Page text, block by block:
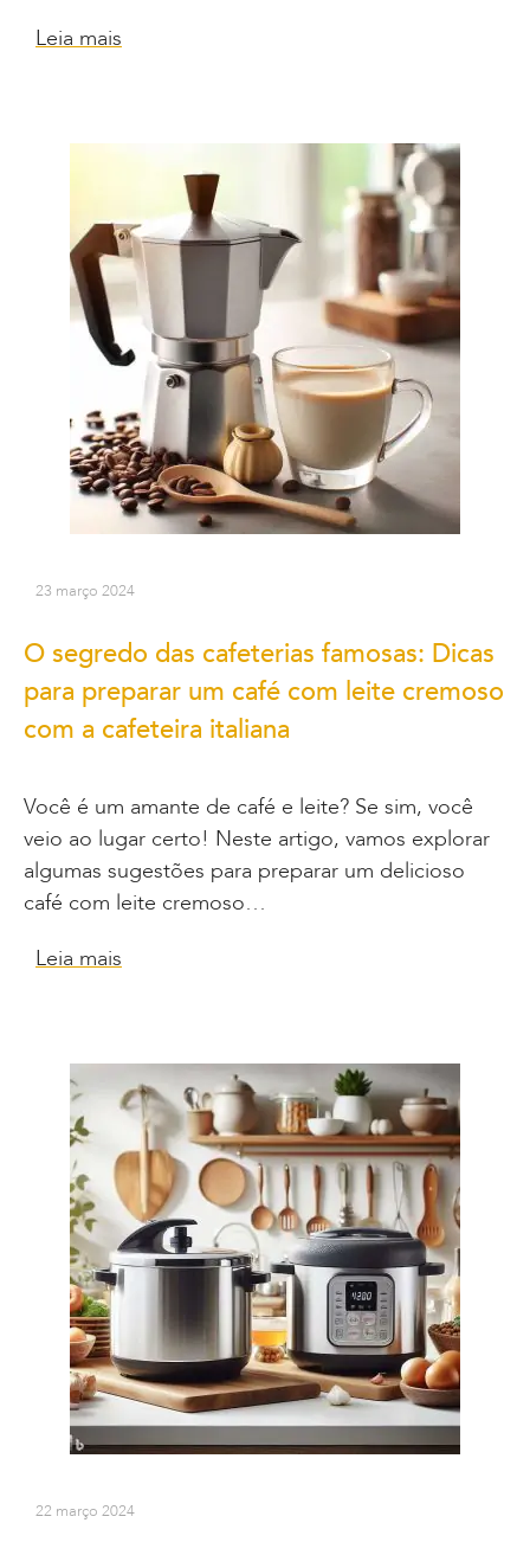
Leia mais
23 março 2024
O segredo das cafeterias famosas: Dicas
para preparar um café com leite cremoso
com a cafeteira italiana
Você é um amante de café e leite? Se sim, você
veio ao lugar certo! Neste artigo, vamos explorar
algumas sugestões para preparar um delicioso
café com leite cremoso…
Leia mais
22 março 2024